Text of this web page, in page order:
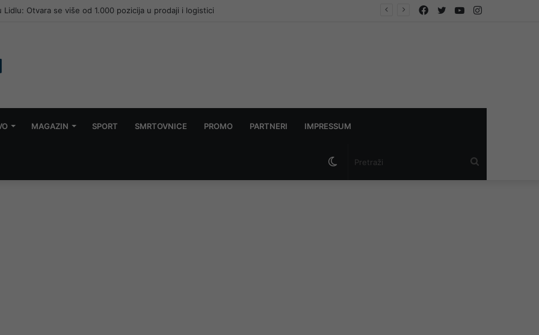
Lidlu: Otvara se više od 1.000 pozicija u prodaji i logistici YouTube
Twitter
Facebook
MAGAZIN SPORT SMRTOVNICE PROMO PARTNERI IMPRESSUM
Switch